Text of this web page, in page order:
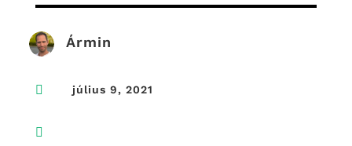
Ármin
 július 9, 2021
